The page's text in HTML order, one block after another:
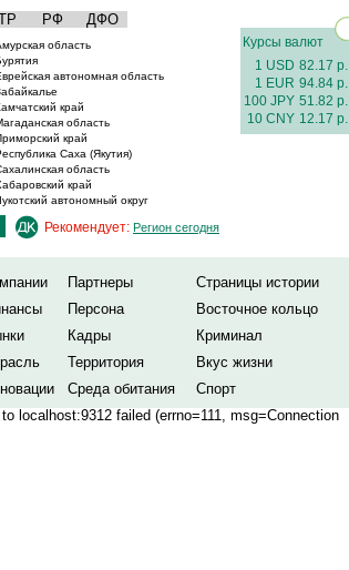
РФ ДФО
область
автономная область
край
область
край
Саха (Якутия)
область
край
автономный округ
Курсы валют
1 USD 82.17 р.
1 EUR 94.84 р.
100 JPY 51.82 р.
10 CNY 12.17 р.
Рекомендует: Регион сегодня
Партнеры
Страницы истории
Персона
Восточное кольцо
Кадры
Криминал
Территория
Вкус жизни
Среда обитания
Спорт
localhost:9312 failed (errno=111, msg=Connection